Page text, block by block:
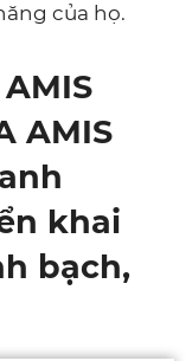
của họ.
AMIS
khai
bạch,